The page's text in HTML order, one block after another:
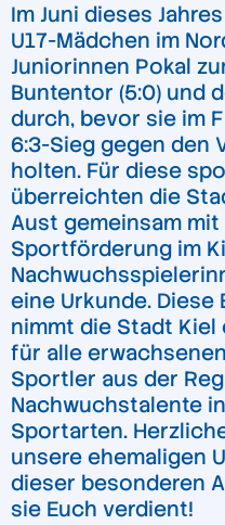
Im Juni dieses
U17-Mädchen im
Juniorinnen Pokal
Buntentor (5:0) und
durch, bevor sie im
6:3-Sieg gegen den
holten. Für diese
überreichten die
Aust gemeinsam
Sportförderung im
eine Urkunde.
nimmt die Stadt
für alle
Sportler aus der
Nachwuchstalente
Sportarten.
unsere ehemaligen
dieser besonderen
sie Euch verdient!